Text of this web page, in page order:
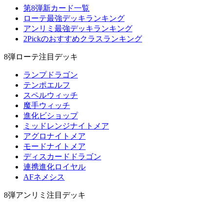
第8弾新カード一覧
ローテ最強デッキランキング
アンリミ最強デッキランキング
2Pickのおすすめクラスランキング
8弾ローテ注目デッキ
ランプドラゴン
テンポエルフ
スペルウィッチ
魔手ウィッチ
進化ビショップ
ミッドレンジナイトメア
アグロナイトメア
モードナイトメア
ディスカードドラゴン
連携進化ロイヤル
AFネメシス
8弾アンリミ注目デッキ